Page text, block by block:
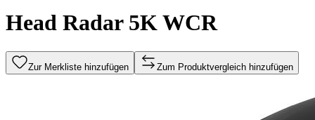
Head Radar 5K WCR
Zur Merkliste hinzufügen Zum Produktvergleich hinzufügen